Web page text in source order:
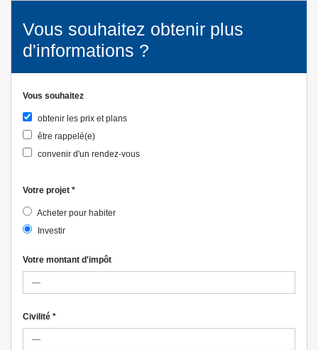
Vous souhaitez obtenir plus
d'informations ?
Vous souhaitez
obtenir les prix et plans
être rappelé(e)
convenir d'un rendez-vous
Votre projet *
Acheter pour habiter
Investir
Votre montant d'impôt
Civilité *